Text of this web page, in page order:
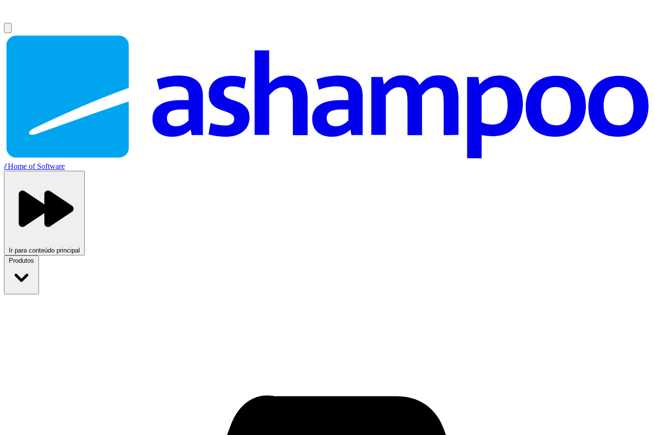
//Home of Software
Ir para conteúdo principal
Produtos